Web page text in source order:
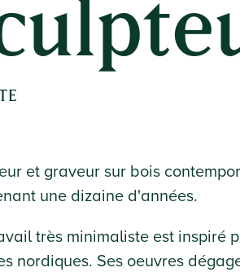
et graveur sur bois
une dizaine d'années.
très minimaliste est inspiré
nordiques. Ses oeuvres